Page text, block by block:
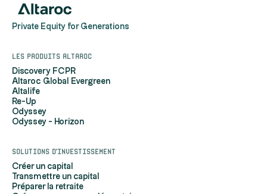
Private Equity for Generations
Les produits Altaroc
Discovery FCPR
Altaroc Global Evergreen
Altalife
Re-Up
Odyssey
Odyssey - Horizon
Solutions d'investissement
Créer un capital
Transmettre un capital
Préparer la retraite